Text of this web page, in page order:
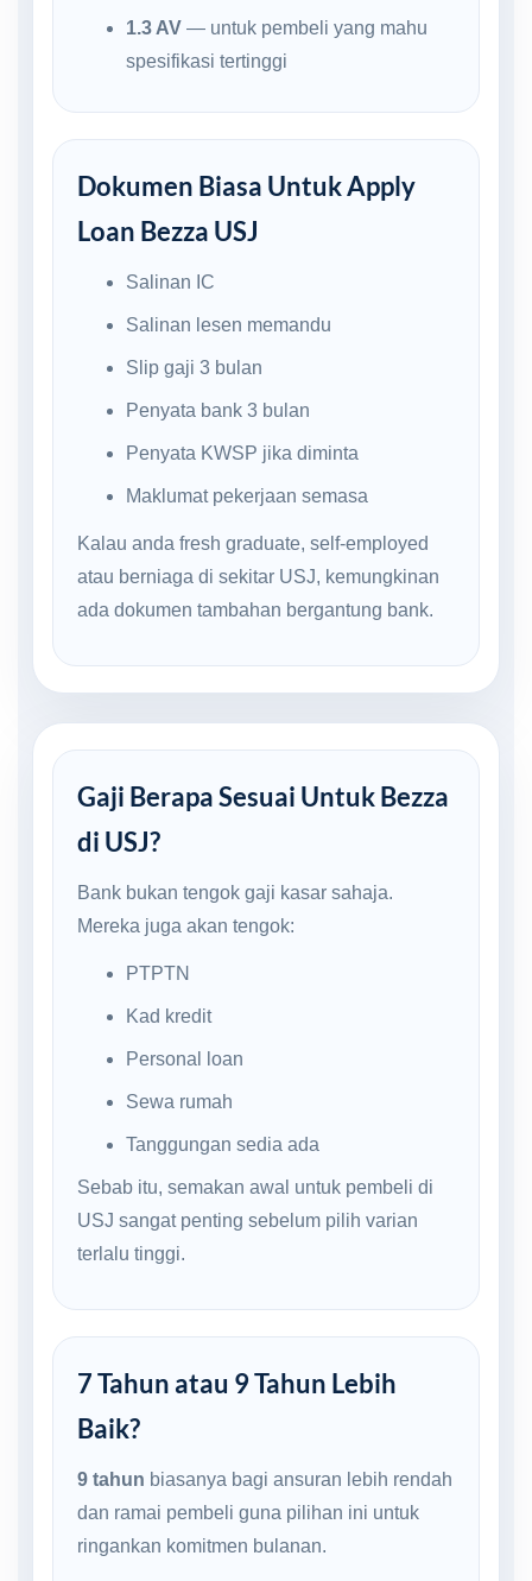
1.3 AV— untuk pembeli yang mahu
spesifikasi tertinggi
Dokumen Biasa Untuk Apply
Loan Bezza USJ
Salinan IC
Salinan lesen memandu
Slip gaji 3 bulan
Penyata bank 3 bulan
Penyata KWSP jika diminta
Maklumat pekerjaan semasa
Kalau anda fresh graduate, self-employed
atau berniaga di sekitar USJ, kemungkinan
ada dokumen tambahan bergantung bank.
Gaji Berapa Sesuai Untuk Bezza
di USJ?
Bank bukan tengok gaji kasar sahaja.
Mereka juga akan tengok:
PTPTN
Kad kredit
Personal loan
Sewa rumah
Tanggungan sedia ada
Sebab itu, semakan awal untuk pembeli di
USJ sangat penting sebelum pilih varian
terlalu tinggi.
7 Tahun atau 9 Tahun Lebih
Baik?
9 tahun biasanya bagi ansuran lebih rendah
dan ramai pembeli guna pilihan ini untuk
ringankan komitmen bulanan.